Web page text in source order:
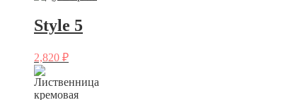
Style 5
2,820 ₽